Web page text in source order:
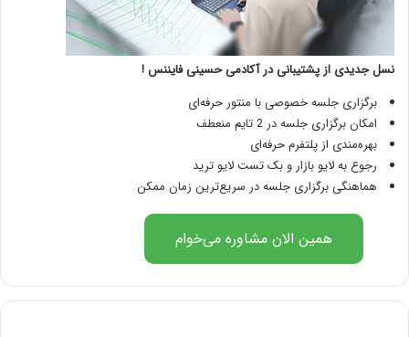
نسل جدیدی از پشتیبانی در آکادمی حسینی فایننس !
برگزاری جلسه خصوصی با منتور حرفه‌ای
امکان برگزاری جلسه در 2 تایم منعطف
بهره‌مندی از پلتفرم حرفه‌ای
رجوع به لایو بازار و بک تست لایو ترید
هماهنگی برگزاری جلسه در سریع‌ترین زمان ممکن
همین الان مشاوره می‌خوام